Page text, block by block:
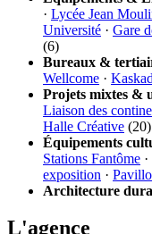
· Lycée Jean
Université · Gare
(6)
Bureaux &
Wellcome ·
Projets mixtes &
Liaison des
Halle Créative (20)
Équipements
Stations Fantôme ·
exposition ·
Architecture
L'agence